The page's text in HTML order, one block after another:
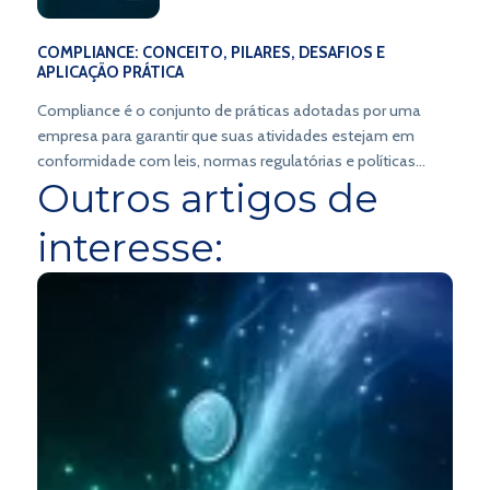
COMPLIANCE: CONCEITO, PILARES, DESAFIOS E
APLICAÇÃO PRÁTICA
Compliance é o conjunto de práticas adotadas por uma
empresa para garantir que suas atividades estejam em
conformidade com leis, normas regulatórias e políticas
internas.
Outros artigos de
interesse: